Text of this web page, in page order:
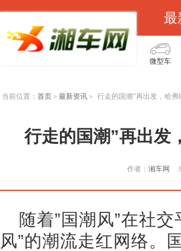
最
微型车
当前位置： 首页 > 最新资讯 > 行走的国潮”再出发，哈
行走的国潮”再出发
作者： 湘车网
随着”国潮风”在社
风”的潮流走红网络。